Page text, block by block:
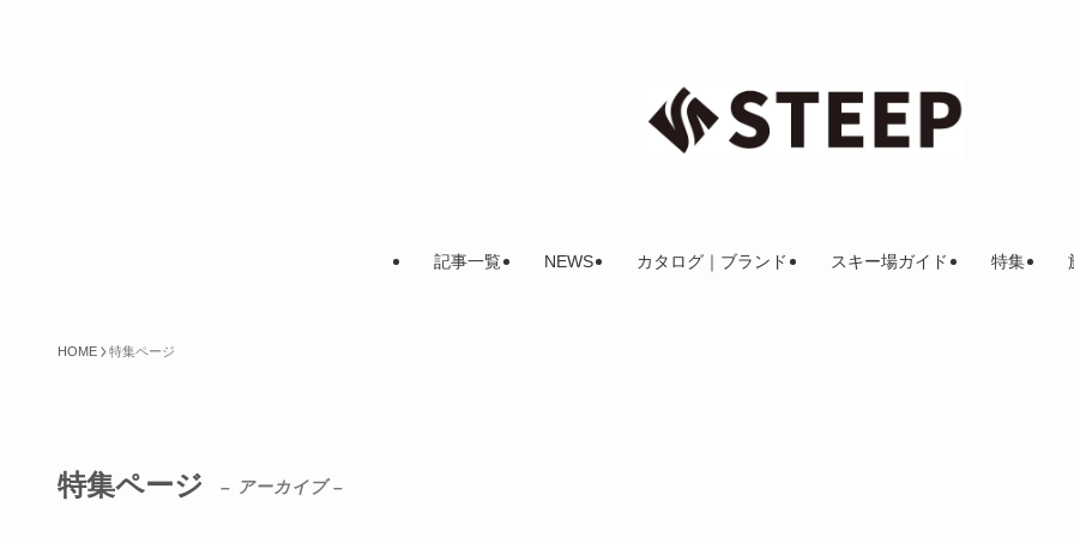
記事一覧 NEWS カタログ｜ブランド スキー場ガイド 特集
HOME 特集ページ
特集ページ – アーカイブ –